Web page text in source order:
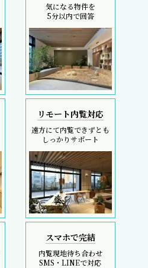
気になる物件を
5分以内で回答
リモート内覧対応
遠方にて内覧できずとも
しっかりサポート
スマホで完結
内覧現地待ち合わせ
SMS・LINEで対応